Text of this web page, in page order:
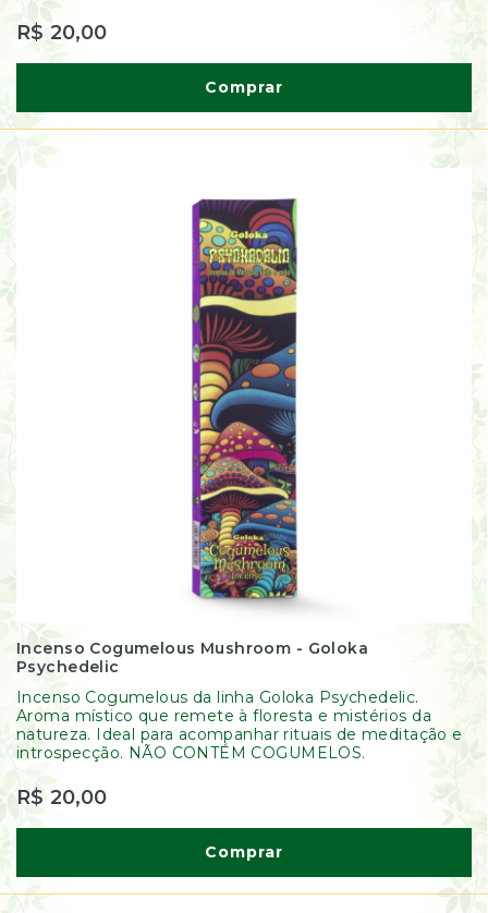
R$ 20,00
Comprar
Incenso Cogumelous Mushroom - Goloka
Psychedelic
Incenso Cogumelous da linha Goloka Psychedelic.
Aroma místico que remete à floresta e mistérios da
natureza. Ideal para acompanhar rituais de meditação e
introspecção. NÃO CONTÉM COGUMELOS.
R$ 20,00
Comprar